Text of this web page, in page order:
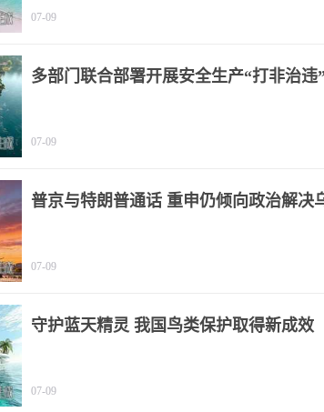
07-09
多部门联合部署开展安全生产“打非治违
07-09
普京与特朗普通话 重申仍倾向政治解决
07-09
守护蓝天精灵 我国鸟类保护取得新成效
07-09